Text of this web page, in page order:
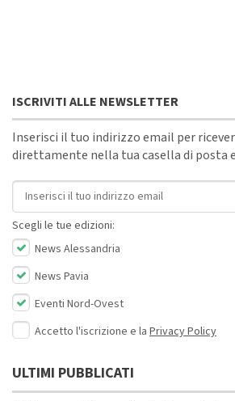
ISCRIVITI ALLE NEWSLETTER
Inserisci il tuo indirizzo email per
direttamente nella tua casella di posta
Indirizzo email
Scegli le tue edizioni:
News Alessandria
News Pavia
Eventi Nord-Ovest
Accetto l'iscrizione e la Privacy Policy
ULTIMI PUBBLICATI